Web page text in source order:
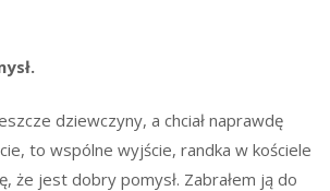
dziewczyny, a chciał naprawdę
to wspólne wyjście, randka w kościele
że jest dobry pomysł. Zabrałem ją do